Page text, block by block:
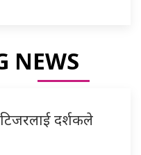
NEWS
टिजरलाई दर्शकले